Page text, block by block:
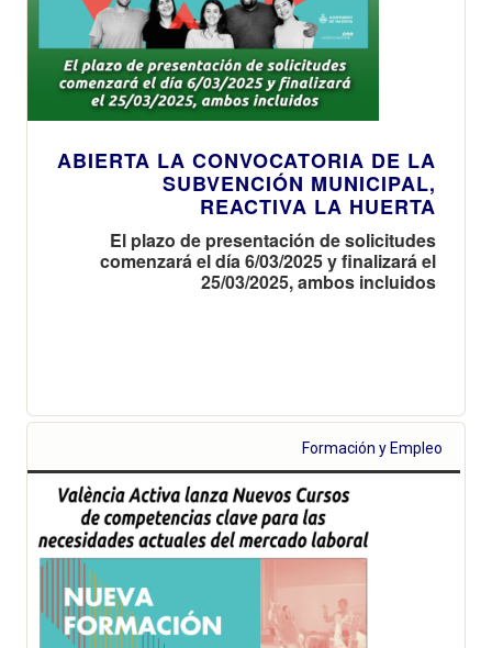
ABIERTA LA CONVOCATORIA DE LA
SUBVENCIÓN MUNICIPAL,
REACTIVA LA HUERTA
El plazo de presentación de solicitudes
comenzará el día 6/03/2025 y finalizará el
25/03/2025, ambos incluidos
Formación y Empleo